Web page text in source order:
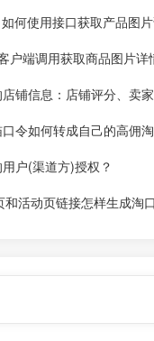
何使用接口获取产品图
户端调用获取商品图片详
铺信息：店铺评分、卖
令如何转成自己的高佣
户(渠道方)授权？
活动页链接怎样生成淘